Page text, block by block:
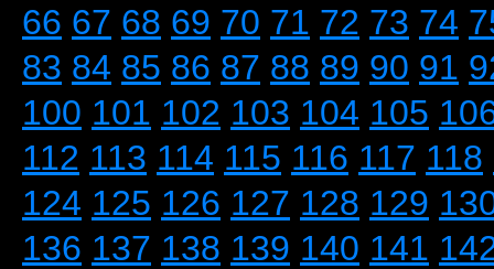
66 67 68 69 70 71 72 73 74
83 84 85 86 87 88 89 90 91
100 101 102 103 104 105
112 113 114 115 116 117 118
124 125 126 127 128 129
136 137 138 139 140 141